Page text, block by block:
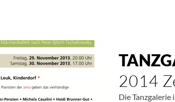
2014
Die